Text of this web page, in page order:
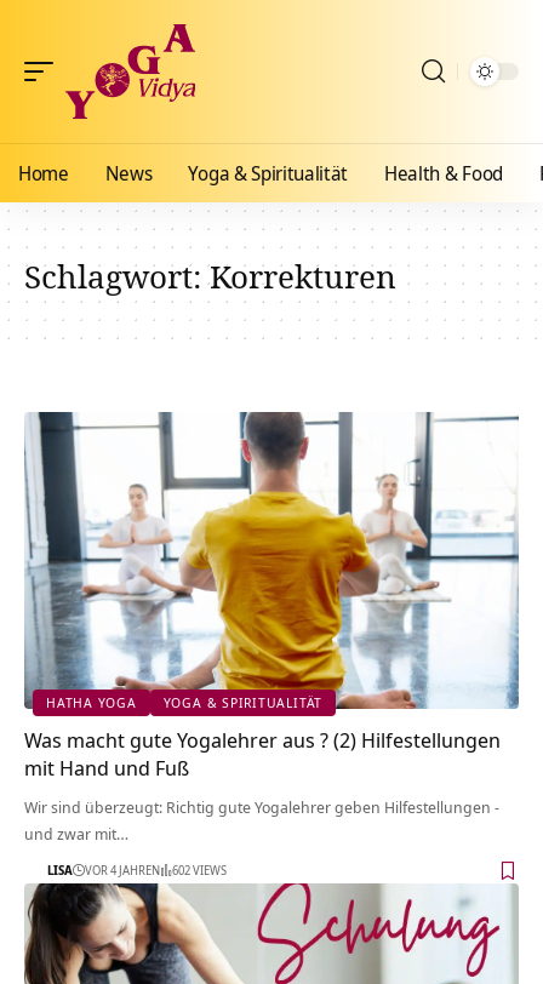
Home News Yoga & Spiritualität Health & Food
Schlagwort:Korrekturen
HATHA YOGA YOGA & SPIRITUALITÄT
Was macht gute Yogalehrer aus ? (2) Hilfestellungen
mit Hand und Fuß
Wir sind überzeugt: Richtig gute Yogalehrer geben Hilfestellungen -
und zwar mit…
LISA VOR 4 JAHREN 602 VIEWS